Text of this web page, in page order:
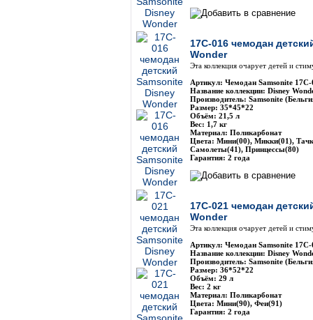
17C-016 чемодан
Wonder
Эта коллекция очарует детей и
Артикул: Чемодан Samsonite 17C-
Название коллекции: Disney
Производитель: Samsonite
Размер: 35*45*22
Объём: 21,5 л
Вес: 1,7 кг
Материал: Поликарбонат
Цвета: Мини(00), Микки(01),
Самолеты(41), Принцессы(80)
Гарантия: 2 года
17C-021 чемодан
Wonder
Эта коллекция очарует детей и
Артикул: Чемодан Samsonite 17C-
Название коллекции: Disney
Производитель: Samsonite
Размер: 36*52*22
Объём: 29 л
Вес: 2 кг
Материал: Поликарбонат
Цвета: Мини(90), Феи(91)
Гарантия: 2 года